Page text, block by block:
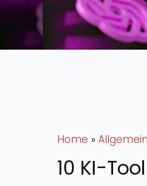
Home » Allgemein
10 KI-